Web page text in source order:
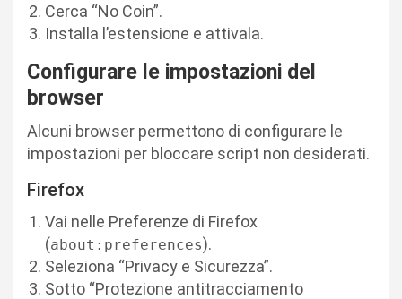
Cerca “No Coin”.
Installa l’estensione e attivala.
Configurare le impostazioni del
browser
Alcuni browser permettono di configurare le
impostazioni per bloccare script non desiderati.
Firefox
Vai nelle Preferenze di Firefox
(about:preferences).
Seleziona “Privacy e Sicurezza”.
Sotto “Protezione antitracciamento